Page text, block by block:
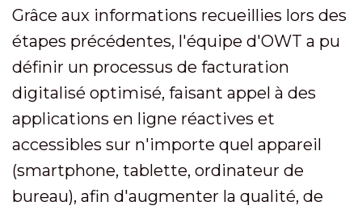
Grâce aux informations recueillies lors des
étapes précédentes, l'équipe d'OWT a pu
définir un processus de facturation
digitalisé optimisé, faisant appel à des
applications en ligne réactives et
accessibles sur n'importe quel appareil
(smartphone, tablette, ordinateur de
bureau), afin d'augmenter la qualité, de